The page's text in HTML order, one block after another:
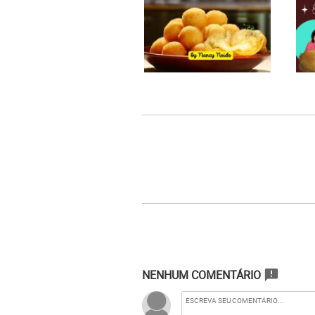
NENHUM COMENTÁRIO announcement